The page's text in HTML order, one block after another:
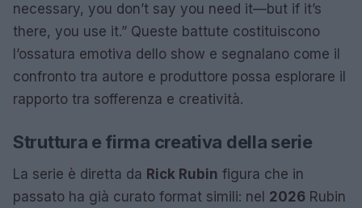
necessary, you don’t say you need it—but if it’s
there, you use it.” Queste battute costituiscono
l’ossatura emotiva dello show e segnalano come il
confronto tra autore e produttore possa esplorare il
rapporto tra sofferenza e creatività.
Struttura e firma creativa della serie
La serie è diretta da Rick Rubin figura che in
passato ha già curato format simili: nel 2026 Rubin